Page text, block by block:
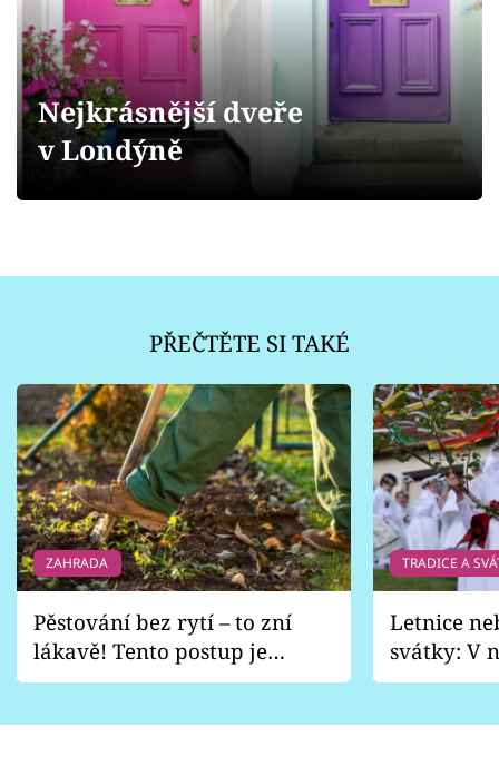
Přihlášení
Sledujte nás
Nejkrásnější dveře
v Londýně
PŘEČTĚTE SI TAKÉ
ZAHRADA
Pěstování bez rytí – to zní
lákavě! Tento postup je
vhodný jen pro některé
TRADICE A
Letnice
svátky: V
pondělí